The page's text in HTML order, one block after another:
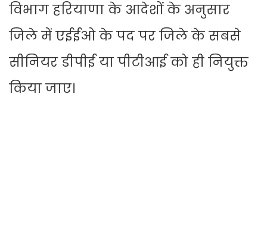
विभाग हरियाणा के आदेशों के अनुसार
जिले में एईईओ के पद पर जिले के सबसे
सीनियर डीपीई या पीटीआई को ही नियुक्त
किया जाए।